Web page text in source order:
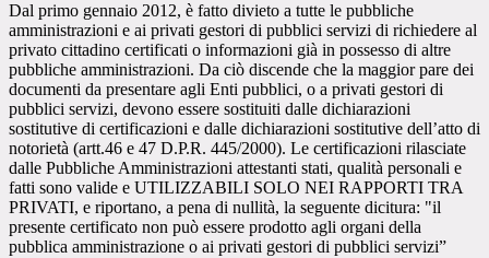
Dal primo gennaio 2012, è fatto divieto a tutte le pubbliche
amministrazioni e ai privati gestori di pubblici servizi di richiedere al
privato cittadino certificati o informazioni già in possesso di altre
pubbliche amministrazioni. Da ciò discende che la maggior pare dei
documenti da presentare agli Enti pubblici, o a privati gestori di
pubblici servizi, devono essere sostituiti dalle dichiarazioni
sostitutive di certificazioni e dalle dichiarazioni sostitutive dell’atto di
notorietà (artt.46 e 47 D.P.R. 445/2000). Le certificazioni rilasciate
dalle Pubbliche Amministrazioni attestanti stati, qualità personali e
fatti sono valide e UTILIZZABILI SOLO NEI RAPPORTI TRA
PRIVATI, e riportano, a pena di nullità, la seguente dicitura: "il
presente certificato non può essere prodotto agli organi della
pubblica amministrazione o ai privati gestori di pubblici servizi”